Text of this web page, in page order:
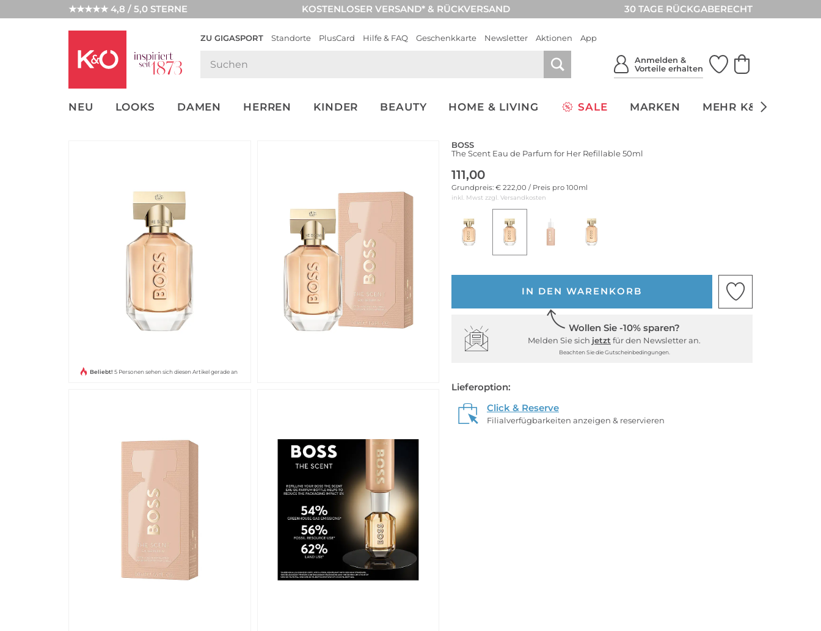
★★★★★ 4,8 / 5,0 STERNE KOSTENLOSER VERSAND* & RÜCKVERSAND 30 TAGE RÜCKGABERECHT
ZU GIGASPORT Standorte PlusCard Hilfe & FAQ Geschenkkarte Newsletter Aktionen App
Anmelden &
Vorteile erhalten
NEU LOOKS DAMEN HERREN KINDER BEAUTY HOME & LIVING SALE MARKEN MEHR K&Ö
UNSERE APP
CLICK &
Beliebt! 5 Personen sehen sich diesen Artikel gerade an
BOSS
The Scent Eau de Parfum for Her Refillable 50ml
111,00
Grundpreis: € 222,00 / Preis pro 100ml
inkl. Mwst zzgl. Versandkosten
IN DEN WARENKORB
Wollen Sie -10% sparen?
Melden Sie sich jetzt für den Newsletter an.
Beachten Sie die Gutscheinbedingungen.
Lieferoption:
Click & Reserve
Filialverfügbarkeiten anzeigen & reservieren